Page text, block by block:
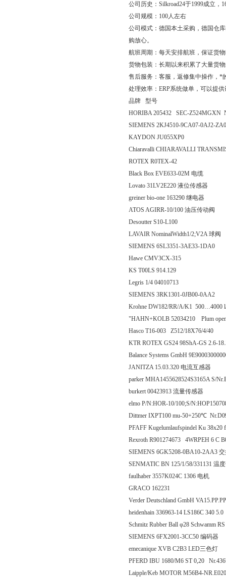
公司历史：Silkroad24于1999成立
公司规模：100人左右
公司模式：德国本土采购，德国仓
购放心。
航班周期：每天安排航班，保证货
货物包装：长期以来积累了大量货
售后服务：客服，返修集中操作，*
处理效率：ERP系统做单，可以提
品牌 型号
HORIBA 205432 SEC-Z524MGXN
SIEMENS 2KJ4510-9CA07-0AJ2-
KAYDON JU055XP0
Chiaravalli CHIARAVALLI
ROTEX R0TEX-42
Black Box EVE633-02M 电缆
Lovato 31LV2E220 液位传感器
greiner bio-one 163290 继电器
ATOS AGIRR-10/100 油压传动阀
Desoutter S10-L100
LAVAIR NominalWidth1/2;V2A 球阀
SIEMENS 6SL3351-3AE33-1DA0
Hawe CMV3CX-315
KS T00LS 914.129
Legris 1/4 04010713
SIEMENS 3RK1301-0JB00-0AA2
Krohne DW182/RR/A/K1 500…4000
"HAHN+KOLB 52034210 Plum
Hasco T16-003 Z512/18X76/4/40
KTR ROTEX GS24 98ShA-GS 2.6-
Balance Systems GmbH
JANITZA 15.03.320 电流互感器
parker MHA1455628524S3165A S/
burkert 00423913 流量传感器
elmo P/N:HOR-10/100;S/
Dittmer IXPT100 mu-50+250℃
PFAFF Kugelumlaufspindel Ku 38x20
Rexroth R901274673 4WRPEH 6 C
SIEMENS 6GK5208-0BA10-2AA3
SENMATIC BN 125/1/58/331131 温
faulhaber 3557K024C 1306 电机
GRACO 162231
Verder Deutschland GmbH
heidenhain 336963-14 LS186C 340 5.0
Schmitz Rubber Ball φ28 Schwamm
SIEMENS 6FX2001-3CC50 编码器
emecanique XVB C2B3 LED三色灯
PFERD IBU 1680/M6 ST 0,20
Laipple/Keb MOTOR M56B4-